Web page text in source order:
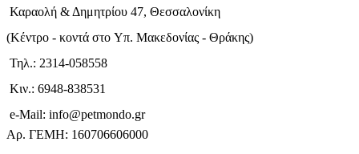
Καραολή & Δημητρίου 47, Θεσσαλονίκη
(Kέντρο - κοντά στο Yπ. Μακεδονίας - Θράκης)
Τηλ.: 2314-058558
Κιν.: 6948-838531
e-Mail: info@petmondo.gr
Aρ. ΓΕΜΗ: 160706606000